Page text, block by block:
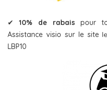
✔10% de rabaispour
Assistance visio sur le site
LBP10